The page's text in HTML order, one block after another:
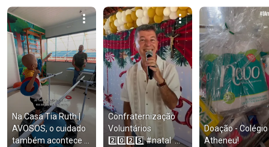
Na Casa Tia Ruth |
AVOSOS, o cuidado
também acontece
Confraternização
Voluntários
2️⃣0️⃣2️⃣5️⃣ #natal
Doação - Colégio
Atheneu!